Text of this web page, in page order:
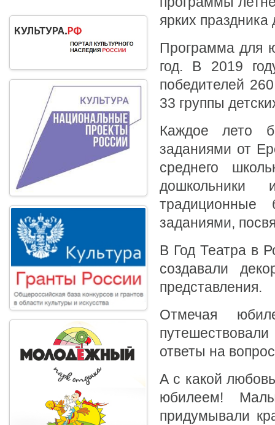
ярких
Программа для
год. В 2019
победителей
33 группы
Каждое лето
заданиями от
среднего
дошкольники
заданиями,
В Год Театра в
создавали
представления.
Отмечая
ответы на
А с какой
юбилеем!
придумывали